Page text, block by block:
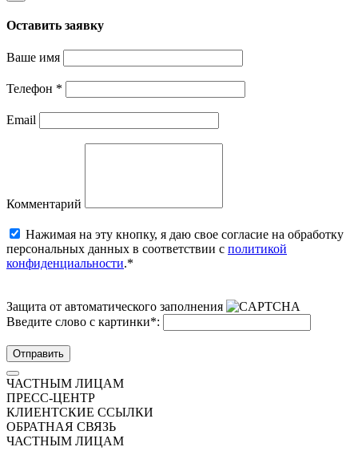
Оставить заявку
Ваше имя
Телефон *
Email
Комментарий
Нажимая на эту кнопку, я даю свое согласие на обработку
персональных данных в соответствии с политикой
конфиденциальности.*
Защита от автоматического заполнения
Введите слово с картинки*:
Отправить
ЧАСТНЫМ ЛИЦАМ
ПРЕСС-ЦЕНТР
КЛИЕНТСКИЕ ССЫЛКИ
ОБРАТНАЯ СВЯЗЬ
ЧАСТНЫМ ЛИЦАМ